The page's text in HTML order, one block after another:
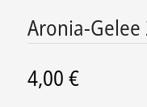
Aronia-Gelee
4,00€